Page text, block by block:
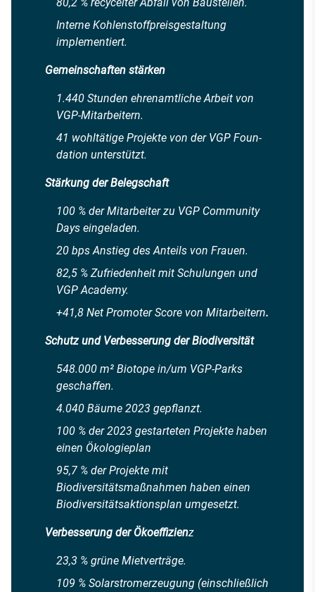
Interne Kohlenstoffpreisgestaltung
implementiert.
Gemeinschaften stärken
1.440 Stunden ehrenamtliche Arbeit von
VGP-Mitarbeitern.
41 wohltätige Projekte von der VGP Foun-
dation unterstützt.
Stärkung der Belegschaft
100 % der Mitarbeiter zu VGP Community
Days eingeladen.
20 bps Anstieg des Anteils von Frauen.
82,5 % Zufriedenheit mit Schulungen und
VGP Academy.
+41,8 Net Promoter Score von Mitarbeitern.
Schutz und Verbesserung der Biodiversität
548.000 m² Biotope in/um VGP-Parks
geschaffen.
4.040 Bäume 2023 gepflanzt.
100 % der 2023 gestarteten Projekte haben
einen Ökologieplan
95,7 % der Projekte mit
Biodiversitätsmaßnahmen haben einen
Biodiversitätsaktionsplan umgesetzt.
Verbesserung der Ökoeffizienz
23,3 % grüne Mietverträge.
109 % Solarstromerzeugung (einschließlich